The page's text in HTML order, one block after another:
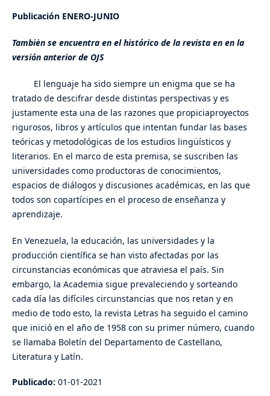
Publicación ENERO-JUNIO
Tambièn se encuentra en el histórico de la revista en en la
versión anterior de OJS
El lenguaje ha sido siempre un enigma que se ha
tratado de descifrar desde distintas perspectivas y es
justamente esta una de las razones que propiciaproyectos
rigurosos, libros y artículos que intentan fundar las bases
teóricas y metodológicas de los estudios lingüísticos y
literarios. En el marco de esta premisa, se suscriben las
universidades como productoras de conocimientos,
espacios de diálogos y discusiones académicas, en las que
todos son copartícipes en el proceso de enseñanza y
aprendizaje.
En Venezuela, la educación, las universidades y la
producción científica se han visto afectadas por las
circunstancias económicas que atraviesa el país. Sin
embargo, la Academia sigue prevaleciendo y sorteando
cada día las difíciles circunstancias que nos retan y en
medio de todo esto, la revista Letras ha seguido el camino
que inició en el año de 1958 con su primer número, cuando
se llamaba Boletín del Departamento de Castellano,
Literatura y Latín.
Publicado: 01-01-2021